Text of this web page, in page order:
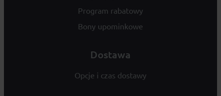
Program rabatowy
Bony upominkowe
Dostawa
Opcje i czas dostawy